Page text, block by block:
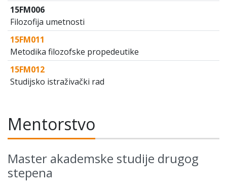
15FM006
Filozofija umetnosti
15FM011
Metodika filozofske propedeutike
15FM012
Studijsko istraživački rad
Mentorstvo
Master akademske studije drugog
stepena